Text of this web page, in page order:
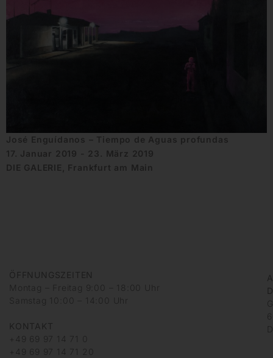
José Enguídanos – Tiempo de Aguas profundas
17. Januar 2019 - 23. März 2019
DIE GALERIE, Frankfurt am Main
ÖFFNUNGSZEITEN
Montag – Freitag 9:00 – 18:00 Uhr
Samstag 10:00 – 14:00 Uhr
KONTAKT
+49 69 97 14 71 0
+49 69 97 14 71 20